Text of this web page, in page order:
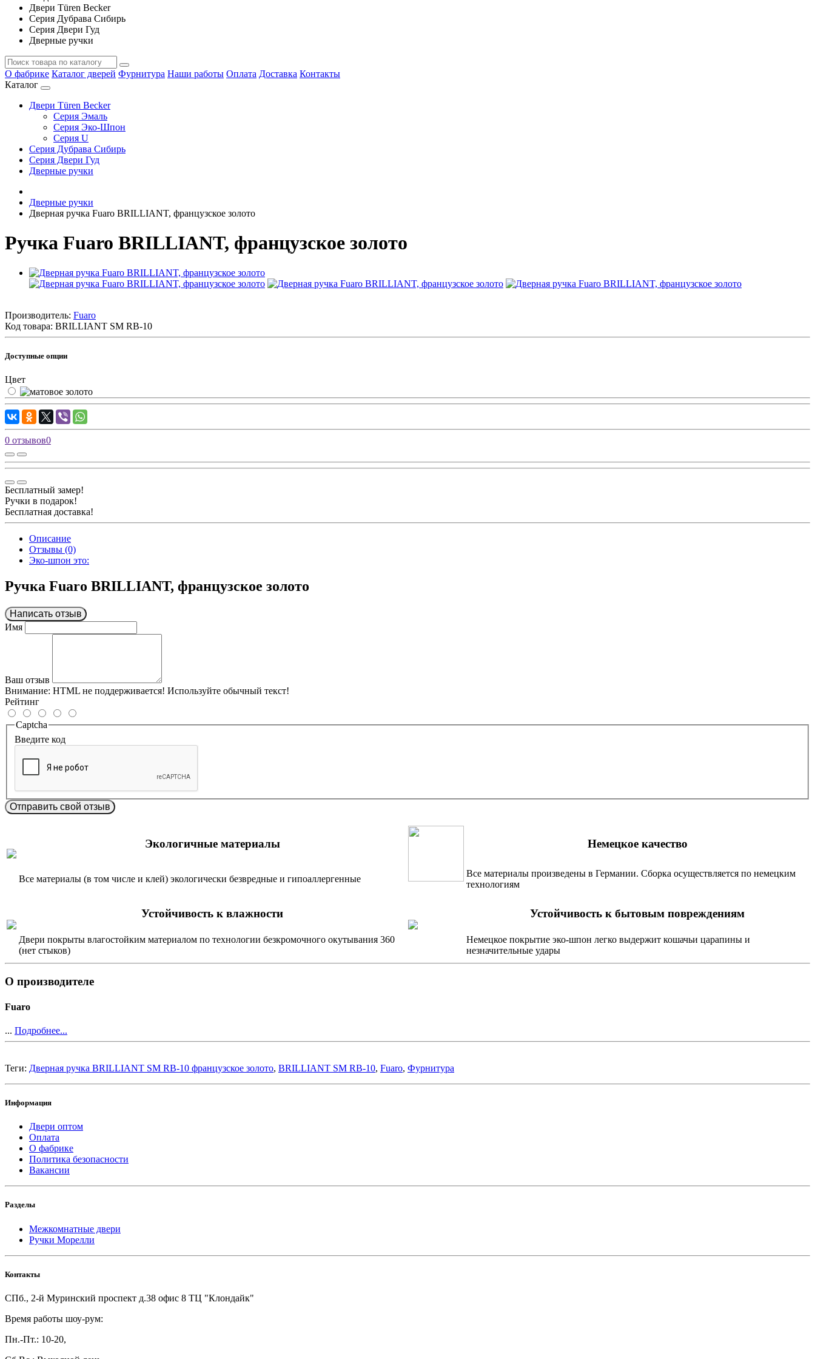
Двери Türen Becker
Серия Дубрава Сибирь
Серия Двери Гуд
Дверные ручки
О фабрике Каталог дверей Фурнитура Наши работы Оплата Доставка Контакты
Каталог
Двери Türen Becker
Серия Эмаль
Серия Эко-Шпон
Серия U
Серия Дубрава Сибирь
Серия Двери Гуд
Дверные ручки
Дверные ручки
Дверная ручка Fuaro BRILLIANT, французское золото
Ручка Fuaro BRILLIANT, французское золото
Производитель: Fuaro
Код товара: BRILLIANT SM RB-10
Доступные опции
Цвет
0 отзывов0
Бесплатный замер!
Ручки в подарок!
Бесплатная доставка!
Описание
Отзывы (0)
Эко-шпон это:
Ручка Fuaro BRILLIANT, французское золото
Написать отзыв
Имя
Ваш отзыв
Внимание: HTML не поддерживается! Используйте обычный текст!
Рейтинг
Captcha
Введите код
Отправить свой отзыв
Экологичные материалы Немецкое качество
Все материалы (в том числе и клей) экологически безвредные и гипоаллергенные
Все материалы произведены в Германии. Сборка осуществляется по немецким
технологиям
Устойчивость к влажности Устойчивость к бытовым повреждениям
Двери покрыты влагостойким материалом по технологии безкромочного окутывания 360
(нет стыков)
Немецкое покрытие эко-шпон легко выдержит кошачьи царапины и
незначительные удары
О производителе
Fuaro
... Подробнее...
Теги: Дверная ручка BRILLIANT SM RB-10 французское золото, BRILLIANT SM RB-10, Fuaro, Фурнитура
Информация
Двери оптом
Оплата
О фабрике
Политика безопасности
Вакансии
Разделы
Межкомнатные двери
Ручки Морелли
Контакты
СПб., 2-й Муринский проспект д.38 офис 8 ТЦ "Клондайк"
Время работы шоу-рум:
Пн.-Пт.: 10-20,